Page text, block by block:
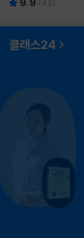
9.9 (43)
클래스24